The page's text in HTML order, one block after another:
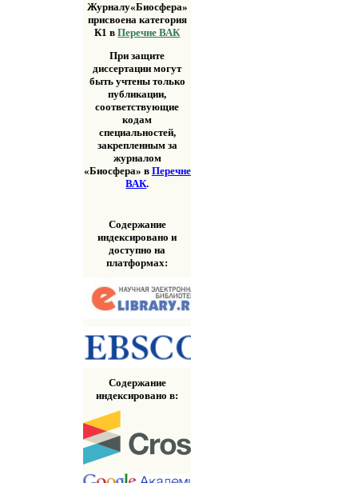
Журналу«Биосфера»
присвоена категория
К1 вПеречне ВАК
При защите
диссертации могут
быть учтены только
публикации,
соответствующие
кодам
специальностей,
закрепленным за
журналом
«Биосфера» в Перечне
ВАК.
Содержание
индексировано и
доступно на
платформах:
Содержание
индексировано в: